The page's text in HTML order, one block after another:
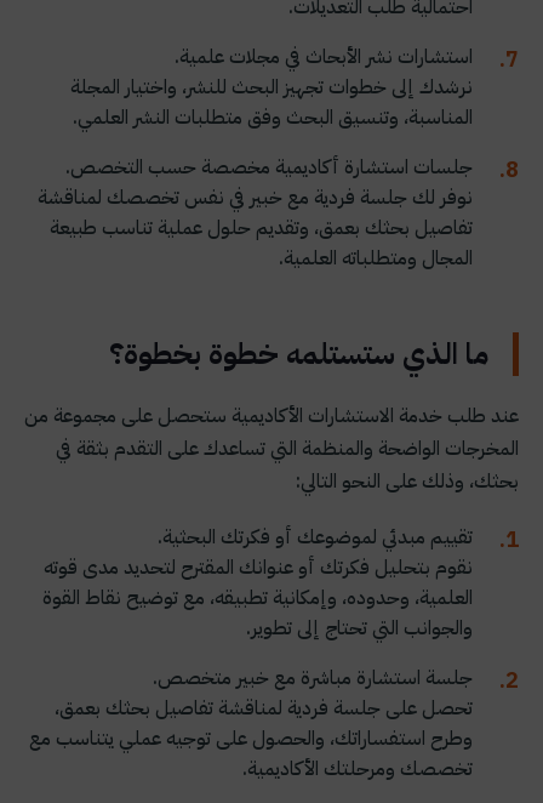
احتمالية طلب التعديلات.
استشارات نشر الأبحاث في مجلات علمية.
نرشدك إلى خطوات تجهيز البحث للنشر، واختيار المجلة
المناسبة، وتنسيق البحث وفق متطلبات النشر العلمي.
جلسات استشارة أكاديمية مخصصة حسب التخصص.
نوفر لك جلسة فردية مع خبير في نفس تخصصك لمناقشة
تفاصيل بحثك بعمق، وتقديم حلول عملية تناسب طبيعة
المجال ومتطلباته العلمية.
ما الذي ستستلمه خطوة بخطوة؟
عند طلب خدمة الاستشارات الأكاديمية ستحصل على مجموعة من
المخرجات الواضحة والمنظمة التي تساعدك على التقدم بثقة في
بحثك، وذلك على النحو التالي:
تقييم مبدئي لموضوعك أو فكرتك البحثية.
نقوم بتحليل فكرتك أو عنوانك المقترح لتحديد مدى قوته
العلمية، وحدوده، وإمكانية تطبيقه، مع توضيح نقاط القوة
والجوانب التي تحتاج إلى تطوير.
جلسة استشارة مباشرة مع خبير متخصص.
تحصل على جلسة فردية لمناقشة تفاصيل بحثك بعمق،
وطرح استفساراتك، والحصول على توجيه عملي يتناسب مع
تخصصك ومرحلتك الأكاديمية.